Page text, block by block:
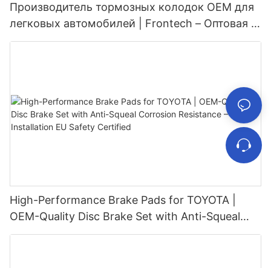
Производитель тормозных колодок OEM для
легковых автомобилей | Frontech – Оптовая и
оптовая продажа
High-Performance Brake Pads for TOYOTA |
OEM-Quality Disc Brake Set with Anti-Squeal
<000000> Corrosion Resistance – Fast